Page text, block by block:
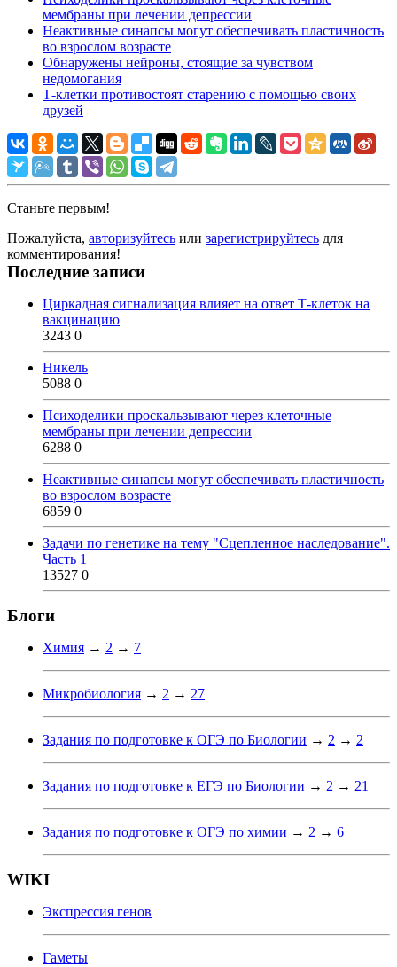
мембраны при лечении депрессии
Неактивные синапсы могут обеспечивать пластичность
во взрослом возрасте
Обнаружены нейроны, стоящие за чувством
недомогания
Т-клетки противостоят старению с помощью своих
друзей
Станьте первым!
Пожалуйста, авторизуйтесь или зарегистрируйтесь для
комментирования!
Последние записи
Циркадная сигнализация влияет на ответ Т-клеток на
вакцинацию
3243 0
Никель
5088 0
Психоделики проскальзывают через клеточные
мембраны при лечении депрессии
6288 0
Неактивные синапсы могут обеспечивать пластичность
во взрослом возрасте
6859 0
Задачи по генетике на тему "Сцепленное наследование".
Часть 1
13527 0
Блоги
Химия → 2 → 7
Микробиология → 2 → 27
Задания по подготовке к ОГЭ по Биологии → 2 → 2
Задания по подготовке к ЕГЭ по Биологии → 2 → 21
Задания по подготовке к ОГЭ по химии → 2 → 6
WIKI
Экспрессия генов
Гаметы